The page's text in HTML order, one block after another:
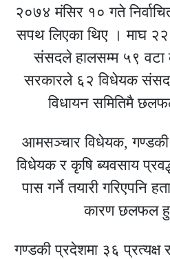
२०७४ मंसिर १० गते
सपथ लिएका थिए । माघ
संसदले हालसम्म ५९ वटा
सरकारले ६२ विधेयक
विधायन समितिमै
आमसञ्चार विधेयक,
विधेयक र कृषि ब्यवसाय
पास गर्ने तयारी गरिएपनि
कारण छलफल
गण्डकी प्रदेशमा ३६ प्रत्यक्ष